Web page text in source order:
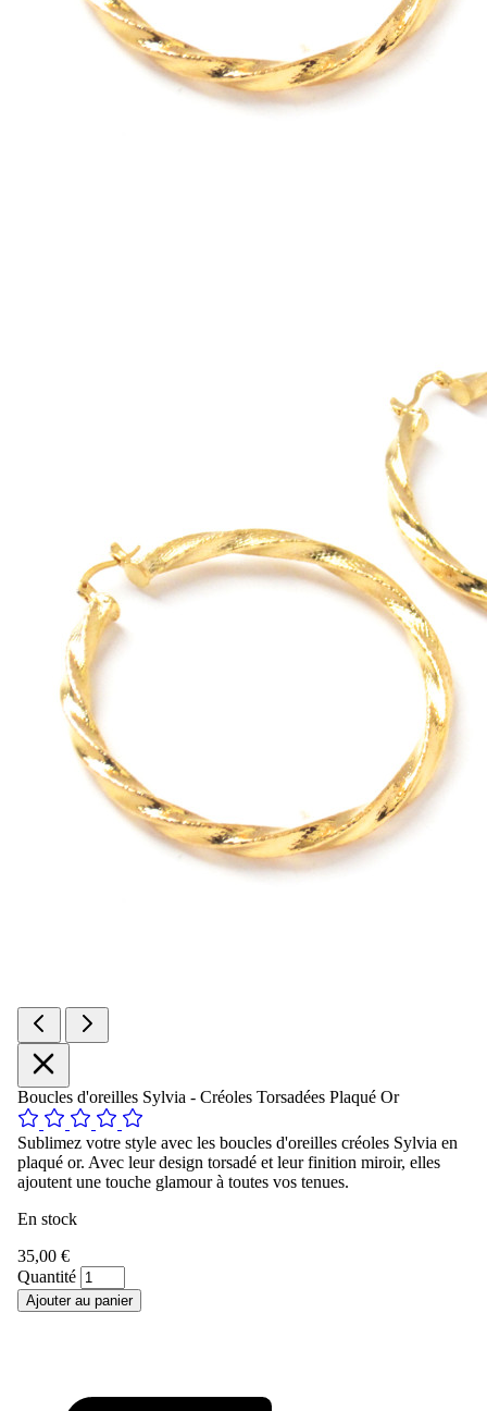
Boucles d'oreilles Sylvia - Créoles Torsadées Plaqué Or
Sublimez votre style avec les boucles d'oreilles créoles Sylvia en
plaqué or. Avec leur design torsadé et leur finition miroir, elles
ajoutent une touche glamour à toutes vos tenues.
En stock
35,00 €
Quantité
Ajouter au panier